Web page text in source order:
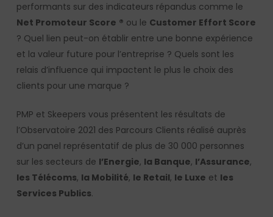
performants sur des indicateurs répandus comme le
Net Promoteur Score ® ou le Customer Effort Score
? Quel lien peut-on établir entre une bonne expérience
et la valeur future pour l’entreprise ? Quels sont les
relais d’influence qui impactent le plus le choix des
clients pour une marque ?
PMP et Skeepers vous présentent les résultats de
l’Observatoire 2021 des Parcours Clients réalisé auprès
d’un panel représentatif de plus de 30 000 personnes
sur les secteurs de l’Energie, la Banque, l’Assurance,
les Télécoms, la Mobilité, le Retail, le Luxe et les
Services Publics.